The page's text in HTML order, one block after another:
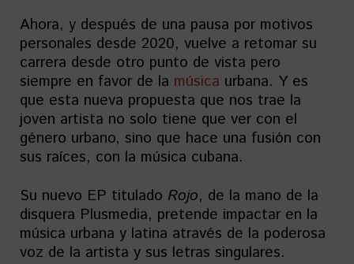
Ahora, y después de una pausa por motivos
personales desde 2020, vuelve a retomar su
carrera desde otro punto de vista pero
siempre en favor de la música urbana. Y es
que esta nueva propuesta que nos trae la
joven artista no solo tiene que ver con el
género urbano, sino que hace una fusión con
sus raíces, con la música cubana.
Su nuevo EP titulado Rojo, de la mano de la
disquera Plusmedia, pretende impactar en la
música urbana y latina através de la poderosa
voz de la artista y sus letras singulares.